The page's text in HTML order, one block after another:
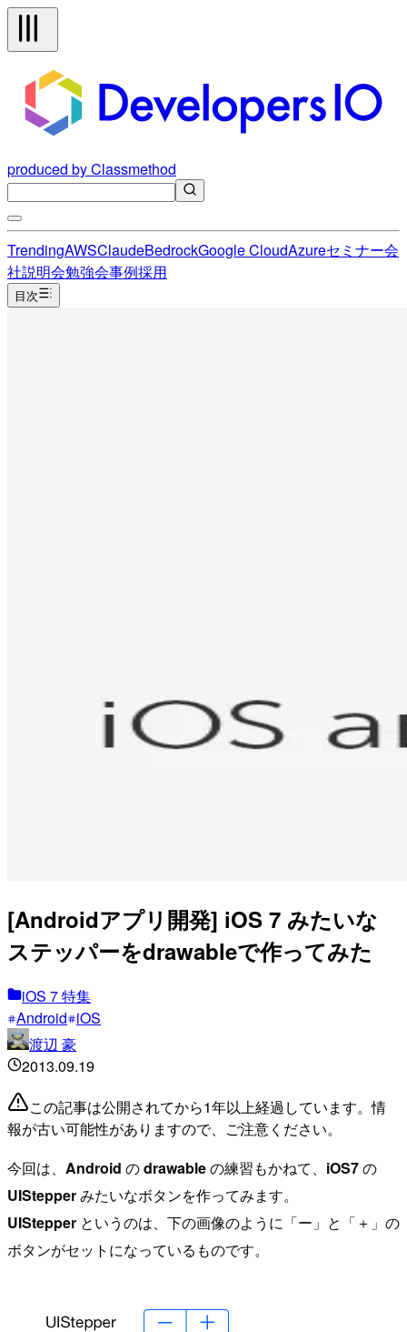
produced by Classmethod
TrendingAWSClaudeBedrockGoogle CloudAzureセミナー会
社説明会勉強会事例採用
目次
[Androidアプリ開発] iOS 7 みたいな
ステッパーをdrawableで作ってみた
iOS 7 特集
Android iOS
渡辺 豪
2013.09.19
この記事は公開されてから1年以上経過しています。情
報が古い可能性がありますので、ご注意ください。
今回は、 Android のdrawableの練習もかねて、 iOS7の
UIStepperみたいなボタンを作ってみます。
UIStepper というのは、下の画像のように「ー」と「＋」の
ボタンがセットになっているものです。